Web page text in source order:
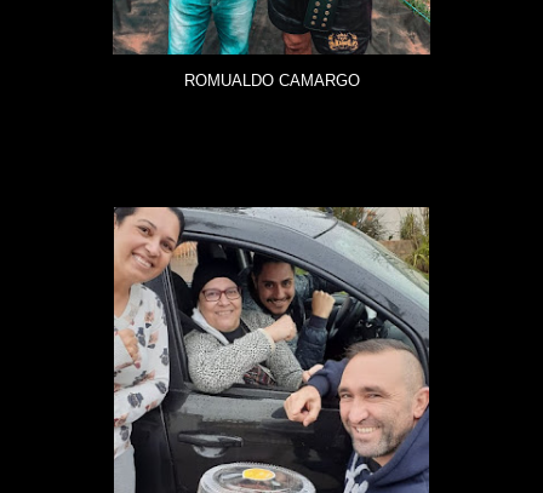
ROMUALDO CAMARGO